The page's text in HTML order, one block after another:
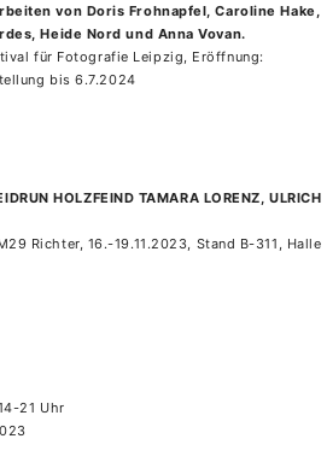
von Doris Frohnapfel, Caroline Hake,
Heide Nord und Anna Vovan.
für Fotografie Leipzig, Eröffnung:
bis 6.7.2024
HOLZFEIND TAMARA LORENZ, ULRICH
Richter, 16.-19.11.2023, Stand B-311, Halle
21 Uhr